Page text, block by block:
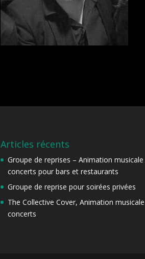
Articles récents
Groupe de reprises – Animation
concerts pour bars et restaurants
Groupe de reprise pour soirées privées
The Collective Cover, Animation
concerts